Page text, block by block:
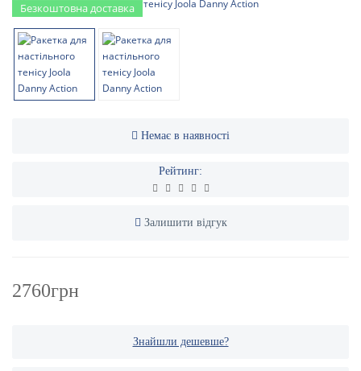
Безкоштовна доставка
Немає в наявності
Рейтинг:
Залишити відгук
2760грн
Знайшли дешевше?